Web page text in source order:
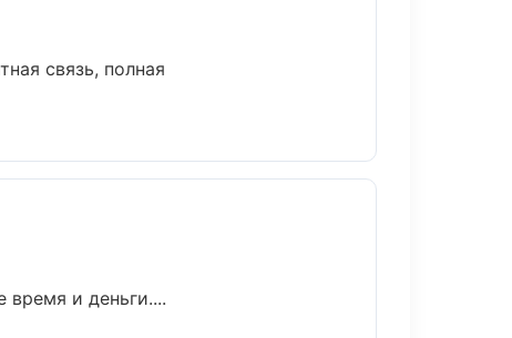
связь, полная
время и деньги....